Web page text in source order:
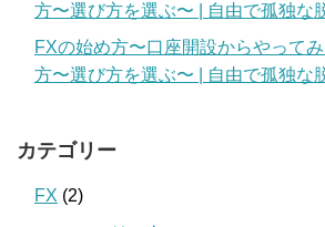
方〜選び方を選ぶ〜 | 自由で孤独な
FXの始め方〜口座開設からやって
方〜選び方を選ぶ〜 | 自由で孤独な
カテゴリー
FX (2)